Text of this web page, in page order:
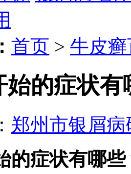
首页 > 牛皮
始的症状有
郑州市银屑病
的症状有哪些